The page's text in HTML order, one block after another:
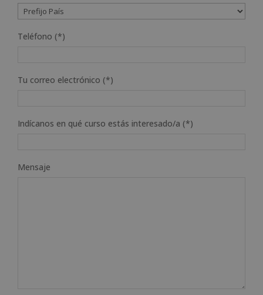
Teléfono (*)
Tu correo electrónico (*)
Indícanos en qué curso estás interesado/a (*)
Mensaje